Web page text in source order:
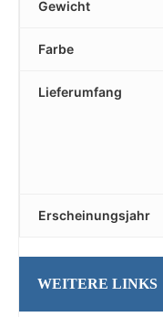
Gewicht
Farbe
Lieferumfang
Erscheinungsjahr
WEITERE LINKS